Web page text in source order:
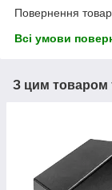
Повернення
Всі умови
З цим товаром